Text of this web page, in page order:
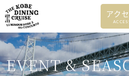
アク
EVENT &